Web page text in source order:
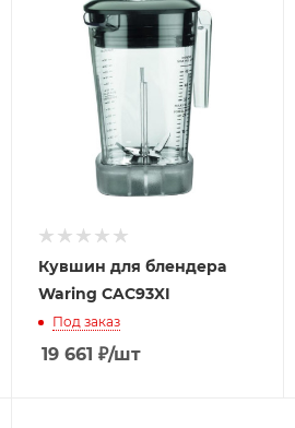
Кувшин для блендера
Waring CAC93XI
Под заказ
19 661 ₽/шт